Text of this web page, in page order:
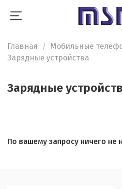
Главная
Мобильные
Зарядные устройства
Зарядные
По вашему запросу ничего не